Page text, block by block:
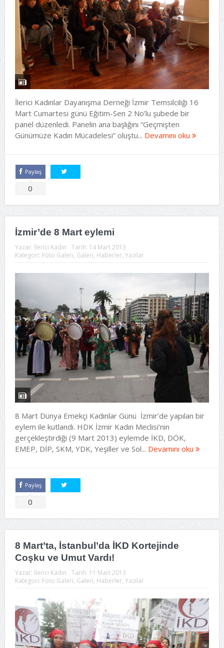
İlerici Kadınlar Dayanışma Derneği İzmir Temsilciliği 16
Mart Cumartesi günü Eğitim-Sen 2 No’lu şubede bir
panel düzenledi. Panelin ana başlığını “Geçmişten
Günümüze Kadın Mücadelesi” oluştu... Devamını oku
Paylaş
0
İzmir’de 8 Mart eylemi
Yazar: İlerici Kadın Tarih: 14 Mart 2013
Kategori: Foto Galeri, Galeri, Haberler, Yazılar
8 Mart Dünya Emekçi Kadınlar Günü İzmir’de yapılan bir
eylem ile kutlandı. HDK İzmir Kadın Meclisi’nin
gerçekleştirdiği (9 Mart 2013) eylemde İKD, DÖK,
EMEP, DİP, SKM, YDK, Yeşiller ve Sol... Devamını oku
Paylaş
0
8 Mart’ta, İstanbul’da İKD Kortejinde
Coşku ve Umut Vardı!
Yazar: İlerici Kadın Tarih: 11 Mart 2013
Kategori: Foto Galeri, Galeri, Haberler, Yazılar